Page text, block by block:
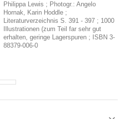
Philippa Lewis ; Photogr.: Angelo
Hornak, Karin Hoddle ;
Literaturverzeichnis S. 391 - 397 ; 1000
Illustrationen (zum Teil far sehr gut
erhalten, geringe Lagerspuren ; ISBN 3-
88379-006-0